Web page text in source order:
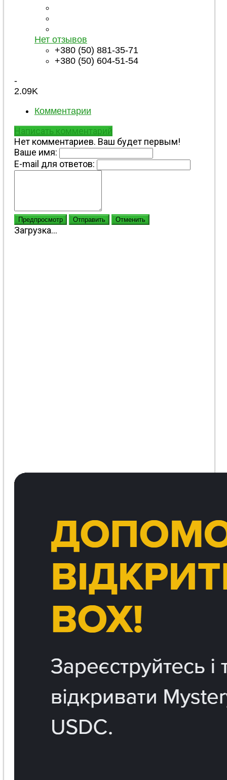
Нет отзывов
+380 (50) 881-35-71
+380 (50) 604-51-54
-
2.09K
Комментарии
Написать комментарий
Нет комментариев. Ваш будет первым!
Ваше имя:
E-mail для ответов:
Предпросмотр Отправить Отменить
Загрузка...